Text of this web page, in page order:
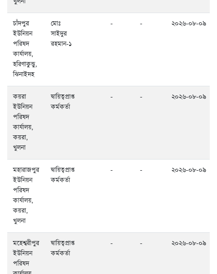
চাঁদপুর
ইউনিয়ন
পরিষদ
কার্যালয়,
হরিণাকুন্ডু,
ঝিনাইদহ
মোঃ
সাইদুর
রহমান-১
- - ২০২৬-০৮-০৯
কয়রা
ইউনিয়ন
পরিষদ
কার্যালয়,
কয়রা,
খুলনা
দ্বায়িত্বপ্রাপ্ত
কর্মকর্তা
- - ২০২৬-০৮-০৯
মহারাজপুর
ইউনিয়ন
পরিষদ
কার্যালয়,
কয়রা,
খুলনা
দ্বায়িত্বপ্রাপ্ত
কর্মকর্তা
- - ২০২৬-০৮-০৯
মহেশ্বরীপুর
ইউনিয়ন
পরিষদ
দ্বায়িত্বপ্রাপ্ত
কর্মকর্তা
- - ২০২৬-০৮-০৯